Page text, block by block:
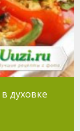
духовке